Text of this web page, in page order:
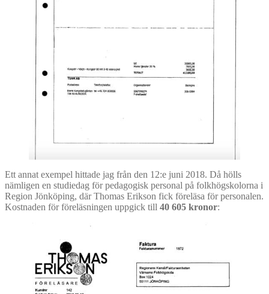
Ett annat exempel hittade jag från den 12:e juni 2018. Då hölls
nämligen en studiedag för pedagogisk personal på folkhögskolorna i
Region Jönköping, där Thomas Erikson fick föreläsa för personalen.
Kostnaden för föreläsningen uppgick till 40 605 kronor: